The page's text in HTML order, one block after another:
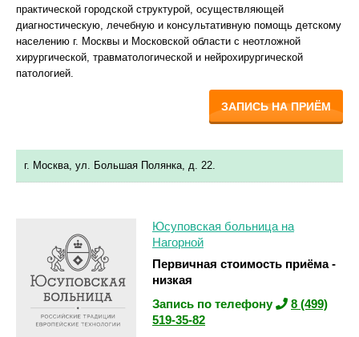
практической городской структурой, осуществляющей
диагностическую, лечебную и консультативную помощь детскому
населению г. Москвы и Московской области с неотложной
хирургической, травматологической и нейрохирургической
патологией.
ЗАПИСЬ НА ПРИЁМ
г. Москва, ул. Большая Полянка, д. 22.
Юсуповская больница на
Нагорной
Первичная стоимость приёма -
низкая
Запись по телефону
8 (499)
519-35-82